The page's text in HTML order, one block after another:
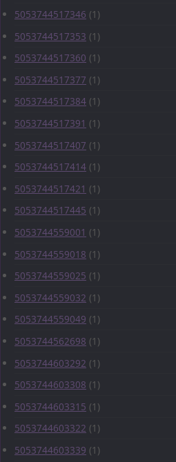
5053744517346 (1)
5053744517353 (1)
5053744517360 (1)
5053744517377 (1)
5053744517384 (1)
5053744517391 (1)
5053744517407 (1)
5053744517414 (1)
5053744517421 (1)
5053744517445 (1)
5053744559001 (1)
5053744559018 (1)
5053744559025 (1)
5053744559032 (1)
5053744559049 (1)
5053744562698 (1)
5053744603292 (1)
5053744603308 (1)
5053744603315 (1)
5053744603322 (1)
5053744603339 (1)